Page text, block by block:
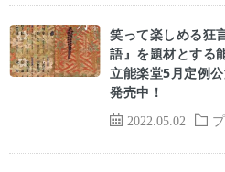
2022.05.02
笑って楽しめる狂
語』を題材とする
立能楽堂5月定例
発売中！